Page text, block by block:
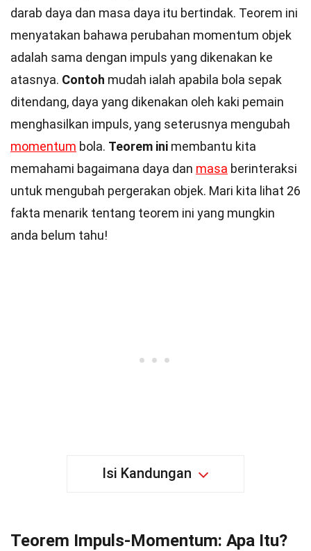
darab daya dan masa daya itu bertindak. Teorem ini
menyatakan bahawa perubahan momentum objek
adalah sama dengan impuls yang dikenakan ke
atasnya. Contoh mudah ialah apabila bola sepak
ditendang, daya yang dikenakan oleh kaki pemain
menghasilkan impuls, yang seterusnya mengubah
momentum bola. Teorem ini membantu kita
memahami bagaimana daya dan masa berinteraksi
untuk mengubah pergerakan objek. Mari kita lihat 26
fakta menarik tentang teorem ini yang mungkin
anda belum tahu!
Isi Kandungan
Teorem Impuls-Momentum: Apa Itu?